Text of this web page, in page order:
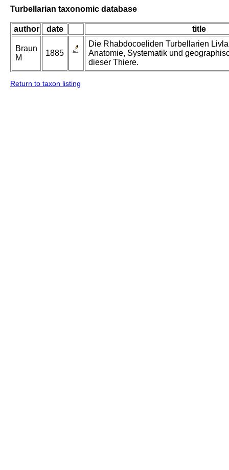
Turbellarian taxonomic database
author date title
Braun
M
1885
Die Rhabdocoeliden Turbellarien
Anatomie, Systematik und
dieser Thiere.
Return to taxon listing